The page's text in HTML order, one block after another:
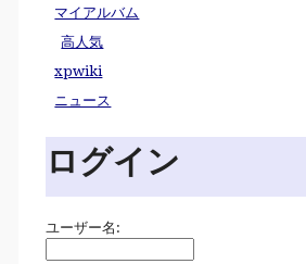
マイアルバム
高人気
xpwiki
ニュース
ログイン
ユーザー名: